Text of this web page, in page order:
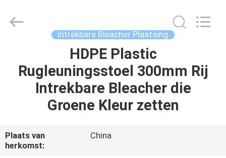
PRODUCTEN
ONS
Commercial
Co.,Ltd.
Intrekbare Bleacher Plaatsing
HDPE Plastic
Rugleuningsstoel 300mm Rij
Intrekbare Bleacher die
Groene Kleur zetten
Plaats van
herkomst:
China